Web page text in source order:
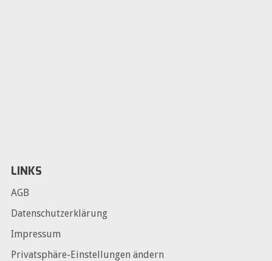
LINKS
AGB
Datenschutzerklärung
Impressum
Privatsphäre-Einstellungen ändern